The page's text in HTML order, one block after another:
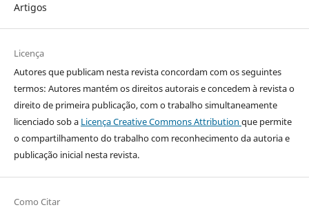
Artigos
Licença
Autores que publicam nesta revista concordam com os seguintes
termos: Autores mantém os direitos autorais e concedem à revista o
direito de primeira publicação, com o trabalho simultaneamente
licenciado sob a Licença Creative Commons Attribution que permite
o compartilhamento do trabalho com reconhecimento da autoria e
publicação inicial nesta revista.
Como Citar